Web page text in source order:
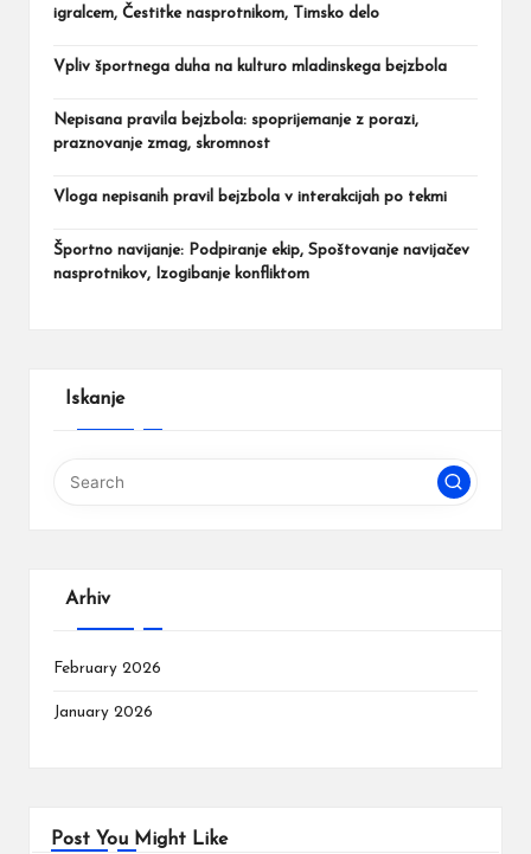
igralcem, Čestitke nasprotnikom, Timsko delo
Vpliv športnega duha na kulturo mladinskega bejzbola
Nepisana pravila bejzbola: spoprijemanje z porazi,
praznovanje zmag, skromnost
Vloga nepisanih pravil bejzbola v interakcijah po tekmi
Športno navijanje: Podpiranje ekip, Spoštovanje navijačev
nasprotnikov, Izogibanje konfliktom
Iskanje
Arhiv
February 2026
January 2026
Post You Might Like